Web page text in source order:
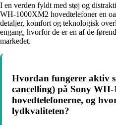
I en verden fyldt med støj og
WH-1000XM2 hovedtelefoner en
detaljer, komfort og teknologisk
engang, hvorfor de er en af de
markedet.
Hvordan fungerer aktiv
cancelling) på Sony
hovedtelefonerne, og
lydkvaliteten?